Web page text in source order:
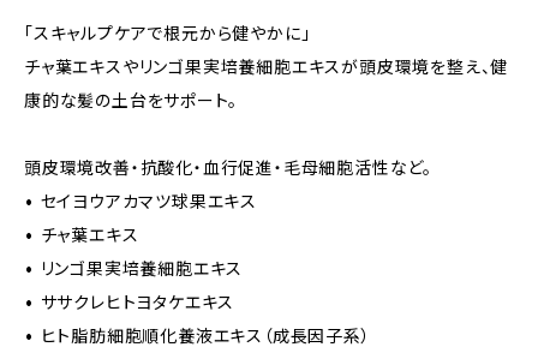
「スキャルプケアで根元から健やかに」
チャ葉エキスやリンゴ果実培養細胞エキスが頭皮環境を整え、健
康的な髪の土台をサポート。
頭皮環境改善・抗酸化・血行促進・毛母細胞活性など。
• セイヨウアカマツ球果エキス
• チャ葉エキス
• リンゴ果実培養細胞エキス
• ササクレヒトヨタケエキス
• ヒト脂肪細胞順化養液エキス（成長因子系）